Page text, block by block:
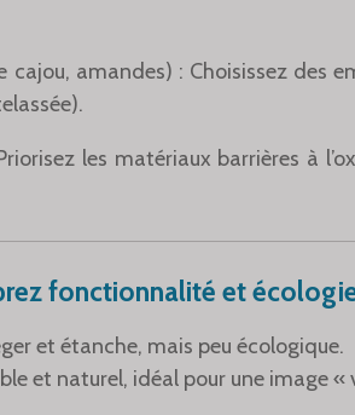
cajou, amandes) : Choisissez des
les matériaux barrières à
fonctionnalité et
et étanche, mais peu écologique.
et naturel, idéal pour une image